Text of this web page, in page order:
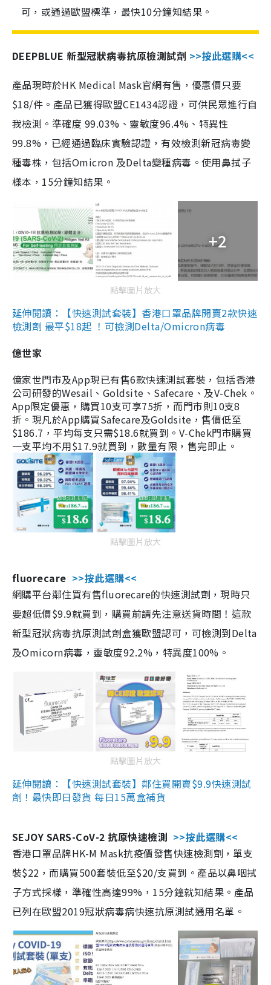
可，或通過歐盟標準，最快10分鐘知結果。
DEEPBLUE 新型冠狀病毒抗原檢測試劑 >>按此選購<<
產品現時於HK Medical Mask官網有售，優惠價只要
$18/件。產品已獲得歐盟CE1434認證，可供民眾進行自
我檢測。準確度 99.03%、靈敏度96.4%、特異性
99.8%，已經通過臨床實驗認證，有效檢測新冠病毒變
種毒株，包括Omicron 及Delta變種病毒。使用鼻拭子
樣本，15分鐘知結果。
+2
點擊圖片放大
延伸閱讀：【快速測試套裝】香港口罩品牌開賣2款快速
檢測劑 最平$18起 ！可檢測Delta/Omicron病毒
億世家
億家世門市及App現已有售6款快速測試套裝，包括香港
公司研發的Wesail、Goldsite、Safecare、及V-Chek。
App限定優惠，購買10支可享75折，而門市則10支8
折。現凡於App購買Safecare及Goldsite，售價低至
$186.7，平均每支只需$18.6就買到。V-Chek門市購買
一支平均不用$17.9就買到，數量有限，售完即止。
點擊圖片放大
fluorecare >>按此選購<<
網購平台鄰住買有售fluorecare的快速測試劑，現時只
要超低價$9.9就買到，購買前請先注意送貨時間！這款
新型冠狀病毒抗原測試劑盒獲歐盟認可，可檢測到Delta
及Omicorn病毒，靈敏度92.2%，特異度100%。
點擊圖片放大
延伸閱讀：【快速測試套裝】鄰住買開賣$9.9快速測試
劑！最快即日發貨 每日15萬盒補貨
SEJOY SARS-CoV-2 抗原快速檢測 >>按此選購<<
香港口罩品牌HK-M Mask抗疫價發售快速檢測劑，單支
裝$22，而購買500套裝低至$20/支買到。產品以鼻咽拭
子方式採樣，準確性高達99%，15分鐘就知結果。產品
已列在歐盟2019冠狀病毒病快速抗原測試通用名單。